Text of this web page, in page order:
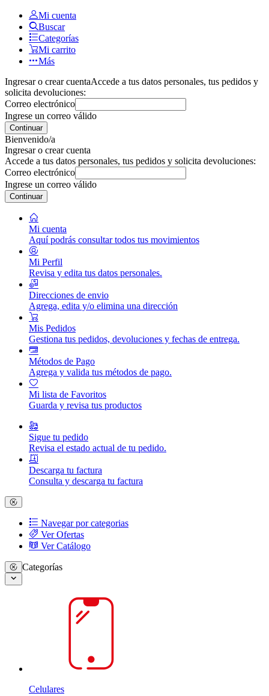
Mi cuenta
Buscar
Categorías
Mi carrito
Más
Ingresar o crear cuentaAccede a tus datos personales, tus pedidos y
solicita devoluciones:
Correo electrónico
Ingrese un correo válido
Continuar
Bienvenido/a
Ingresar o crear cuenta
Accede a tus datos personales, tus pedidos y solicita devoluciones:
Correo electrónico
Ingrese un correo válido
Continuar
Mi cuenta
Aquí podrás consultar todos tus movimientos
Mi Perfil
Revisa y edita tus datos personales.
Direcciones de envio
Agrega, edita y/o elimina una dirección
Mis Pedidos
Gestiona tus pedidos, devoluciones y fechas de entrega.
Métodos de Pago
Agrega y valida tus métodos de pago.
Mi lista de Favoritos
Guarda y revisa tus productos
Sigue tu pedido
Revisa el estado actual de tu pedido.
Descarga tu factura
Consulta y descarga tu factura
Navegar por categorias
Ver Ofertas
Ver Catálogo
Categorías
Celulares